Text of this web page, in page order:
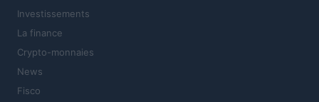
Investissements
La finance
Crypto-monnaies
News
Fisco